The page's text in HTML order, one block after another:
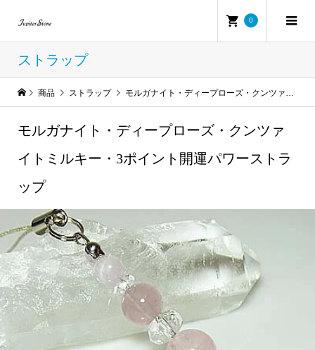
0
ストラップ
商品 ストラップ モルガナイト・ディープローズ・クンツァイトミルキー・3ポイント開運パワーストラップ
モルガナイト・ディープローズ・クンツァ
イトミルキー・3ポイント開運パワーストラ
ップ